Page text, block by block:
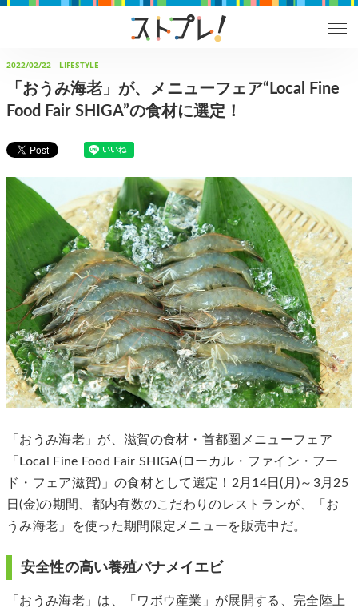
2022/02/22 LIFESTYLE
「おうみ海老」が、メニューフェア“Local Fine
Food Fair SHIGA”の食材に選定！
「おうみ海老」が、滋賀の食材・首都圏メニューフェア
「Local Fine Food Fair SHIGA(ローカル・ファイン・フー
ド・フェア滋賀)」の食材として選定！2月14日(月)～3月25
日(金)の期間、都内有数のこだわりのレストランが、「お
うみ海老」を使った期間限定メニューを販売中だ。
安全性の高い養殖バナメイエビ
「おうみ海老」は、「ワボウ産業」が展開する、完全陸上